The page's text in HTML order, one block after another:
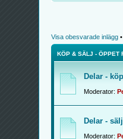
Visa obesvarade inlägg •
KÖP & SÄLJ - ÖPPET
Delar -
Moderator:
Delar -
Moderator: